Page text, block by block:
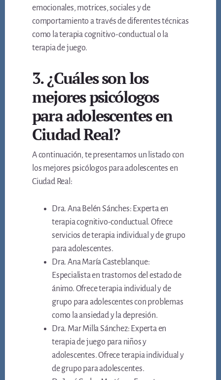
emocionales, motrices, sociales y de
comportamiento a través de diferentes técnicas
como la terapia cognitivo-conductual o la
terapia de juego.
3. ¿Cuáles son los
mejores psicólogos
para adolescentes en
Ciudad Real?
A continuación, te presentamos un listado con
los mejores psicólogos para adolescentes en
Ciudad Real:
Dra. Ana Belén Sánches: Experta en
terapia cognitivo-conductual. Ofrece
servicios de terapia individual y de grupo
para adolescentes.
Dra. Ana María Casteblanque:
Especialista en trastornos del estado de
ánimo. Ofrece terapia individual y de
grupo para adolescentes con problemas
como la ansiedad y la depresión.
Dra. Mar Milla Sánchez: Experta en
terapia de juego para niños y
adolescentes. Ofrece terapia individual y
de grupo para adolescentes.